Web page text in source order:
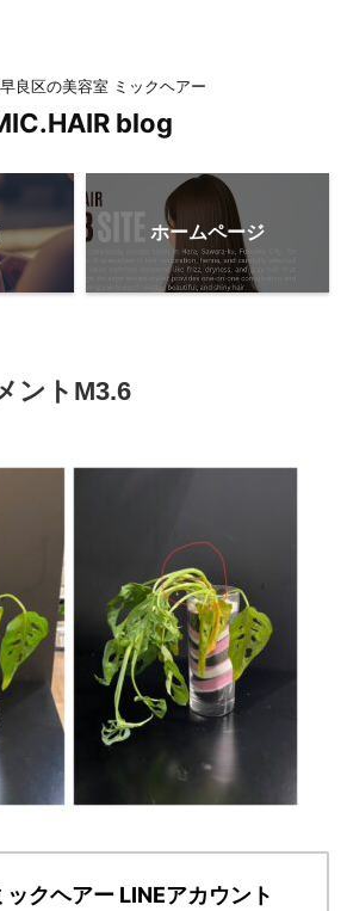
良区の美容室 ミックヘアー
blog
ホームページ
ントM3.6
クヘアー LINEアカウント